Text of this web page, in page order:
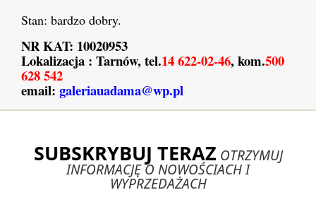
Stan: bardzo dobry.
NR KAT: 10020953
Lokalizacja : Tarnów, tel.14 622-02-46, kom.500
628 542
email: galeriauadama@wp.pl
SUBSKRYBUJ TERAZ OTRZYMUJ
INFORMACJĘ O NOWOŚCIACH I
WYPRZEDAŻACH